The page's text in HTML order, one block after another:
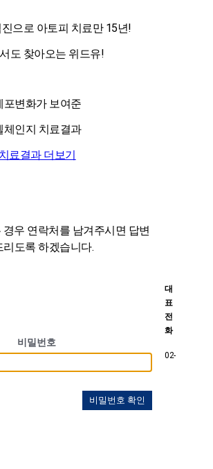
으로 아토피 치료만 15년!
도 찾아오는 위드유!
포변화가 보여준
체인지 치료결과
치료결과 더보기
우 연락처를 남겨주시면 답변
리도록 하겠습니다.
비밀번호
비밀번호 확인
대
표
전
화
02-